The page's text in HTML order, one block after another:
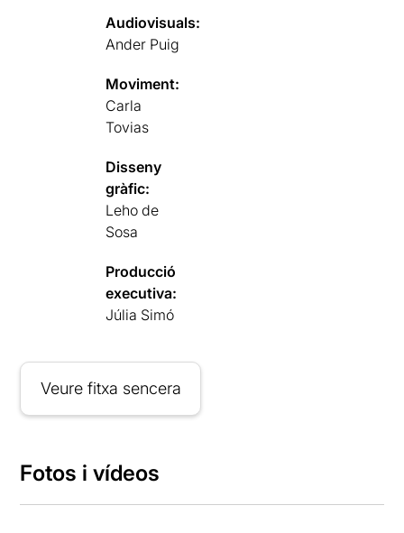
Audiovisuals:
Ander Puig
Moviment:
Carla
Tovias
Disseny
gràfic:
Leho de
Sosa
Producció
executiva:
Júlia Simó
Veure fitxa sencera
Fotos i vídeos